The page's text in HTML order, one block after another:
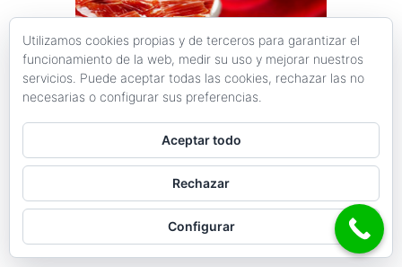
Utilizamos cookies propias y de terceros para garantizar el
funcionamiento de la web, medir su uso y mejorar nuestros
servicios. Puede aceptar todas las cookies, rechazar las no
necesarias o configurar sus preferencias.
Aceptar todo
Rechazar
Configurar